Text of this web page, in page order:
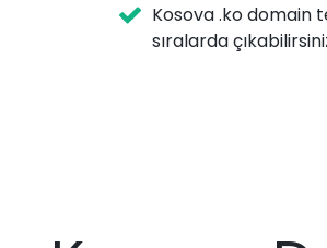
Kosova .ko domain
sıralarda